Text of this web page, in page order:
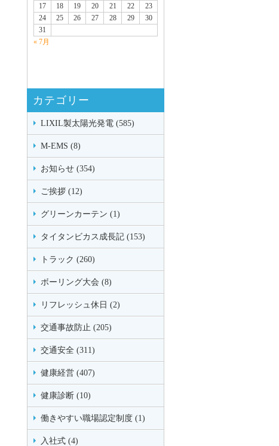
17
18 19 20 21 22
23
24
25 26 27 28 29
30
31
« 7月
カテゴリー
LIXIL製太陽光発電 (585)
M-EMS (8)
お知らせ (354)
ご挨拶 (12)
グリーンカーテン (1)
タイタンビカス成長記 (153)
トラック (260)
ボーリング大会 (8)
リフレッシュ休日 (2)
交通事故防止 (205)
交通安全 (311)
健康経営 (407)
健康診断 (10)
働きやすい職場認定制度 (1)
入社式 (4)